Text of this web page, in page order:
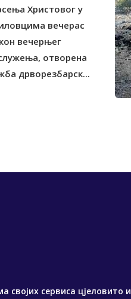
Христовог у
вечерас
вечерњег
отворена
дрворезбарск...
својих сервиса цјеловито и